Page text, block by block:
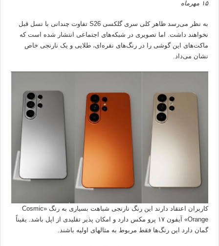
۱۵ مهرماه
به نظر می‌رسد ظاهر کلی سری گلکسی S26 تفاوت چندانی با نسل قبل
نخواهند داشت. اما تصویری در شبکه‌های اجتماعی انتشار شده است که
ماکت‌های این گوشی را در رنگ‌های نقره‌ای، طلایی و یک نارنجی خاص
نشان می‌داد.
کاربران اعتقاد دارند این رنگ نارنجی شباهت بسیاری به رنگ «Cosmic
Orange» آیفون ۱۷ پرو مکس دارد و امکان پذیر تقلیدی از اپل باشد. یقیناً
گمان دارد این رنگ‌ها فقط مربوط به مثالهای اولیه باشند.